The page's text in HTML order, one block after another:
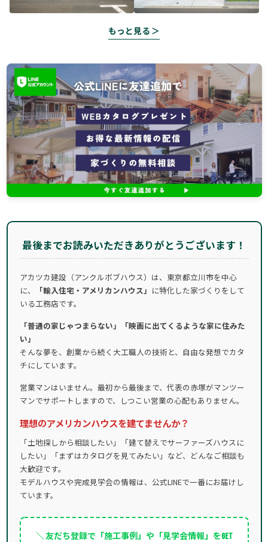
もっと見る ＞
最後までお読みいただきありがとうございます！
アカツカ建設（アンクルボブハウス）は、東京都立川市を中心
に、
「輸入住宅・アメリカンハウス」 に特化した家づくりをして
いる工務店です。
「普通の家じゃつまらない」「映画に出てくるような家に住みた
い」
そんな夢を、創業から続く大工職人の技術と、自由な発想でカタ
チにしています。
営業マンはいません。最初から最後まで、代表の赤塚がマンツー
マンでサポートしますので、しつこい営業の心配もありません。
理想のアメリカンハウスを建てませんか？
「土地探しから相談したい」「建て替えでサーファーズハウスに
したい」「まずはカタログを見てみたい」など、どんなご相談も
大歓迎です。
モデルハウスや完成見学会の情報は、公式LINEで一番にお届けし
ています。
＼ 友だち登録で「施工事例」や「見学会情報」をGET